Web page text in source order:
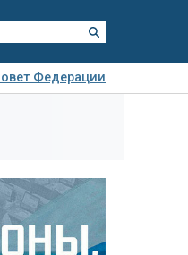
Федерации